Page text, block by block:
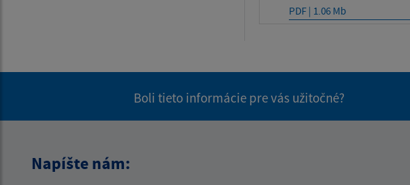
PDF | 1.06 Mb
Boli tieto informácie pre vás užitočné?
Napíšte nám: